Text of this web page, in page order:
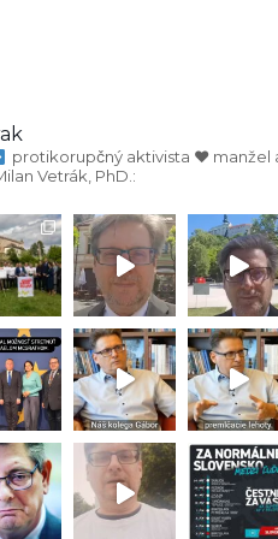
protikorupčný aktivista ♥️ manžel
Vetrák, PhD.: